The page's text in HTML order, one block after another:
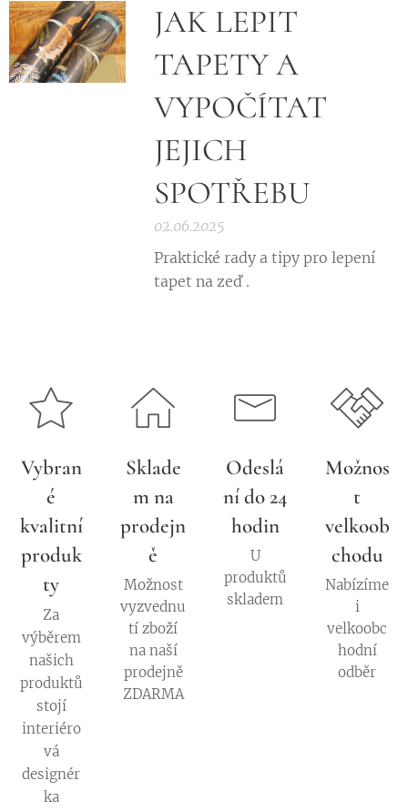
JAK LEPIT
TAPETY A
VYPOČÍTAT
JEJICH
SPOTŘEBU
02.06.2025
Praktické rady a tipy pro lepení
tapet na zeď .
Vybran
é
kvalitní
produk
ty
Za
výběrem
našich
produktů
stojí
interiéro
vá
designér
ka
Sklade
m na
prodejn
ě
Možnost
vyzvednu
tí zboží
na naší
prodejně
ZDARMA
Odeslá
ní do 24
hodin
U
produktů
skladem
Možnos
t
velkoob
chodu
Nabízíme
i
velkoobc
hodní
odběr